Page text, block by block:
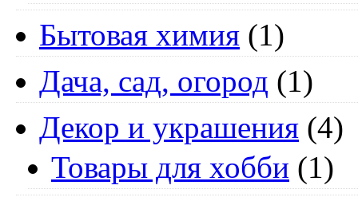
Бытовая химия (1)
Дача, сад, огород (1)
Декор и украшения (4)
Товары для хобби (1)